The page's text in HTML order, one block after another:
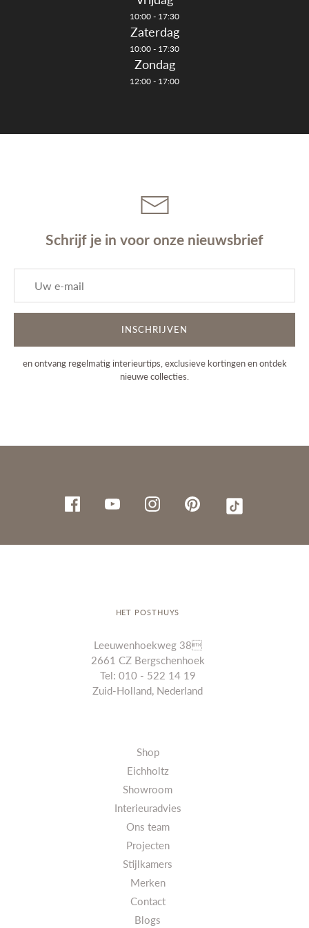
10:00 - 17:30
Zaterdag
10:00 - 17:30
Zondag
12:00 - 17:00
Schrijf je in voor onze nieuwsbrief
INSCHRIJVEN
en ontvang regelmatig interieurtips, exclusieve kortingen en ontdek
nieuwe collecties.
HET POSTHUYS
Leeuwenhoekweg 38
2661 CZ Bergschenhoek
Tel: 010 - 522 14 19
Zuid-Holland, Nederland
Shop
Eichholtz
Showroom
Interieuradvies
Ons team
Projecten
Stijlkamers
Merken
Contact
Blogs